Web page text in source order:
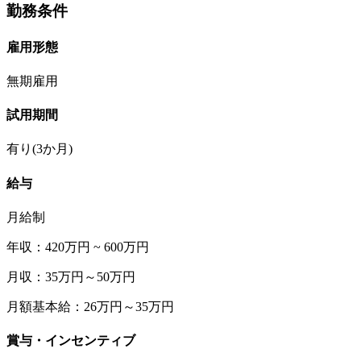
勤務条件
雇用形態
無期雇用
試用期間
有り(3か月)
給与
月給制
年収：420万円 ~ 600万円
月収：35万円～50万円
月額基本給：26万円～35万円
賞与・インセンティブ